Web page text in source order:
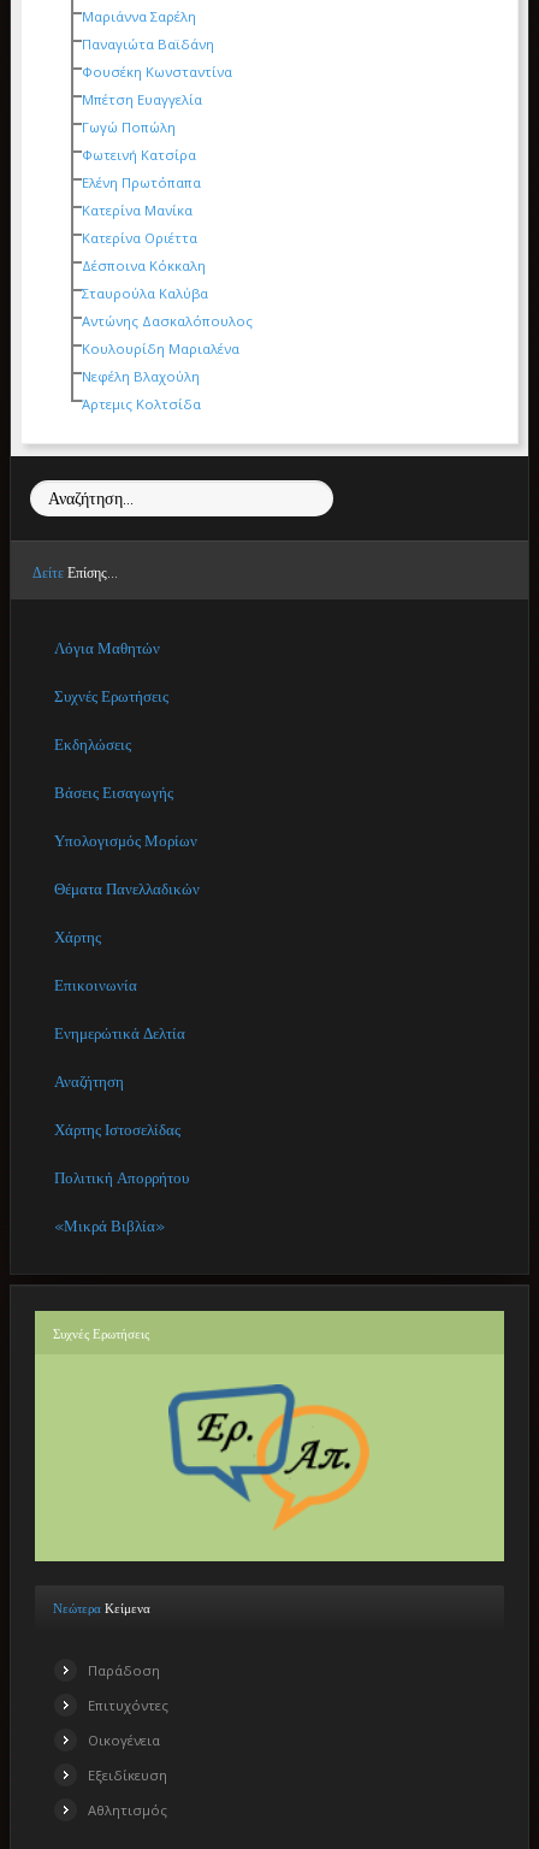
Μαριάννα Σαρέλη
Παναγιώτα Βαϊδάνη
Φουσέκη Κωνσταντίνα
Μπέτση Ευαγγελία
Γωγώ Ποπώλη
Φωτεινή Κατσίρα
Ελένη Πρωτόπαπα
Κατερίνα Μανίκα
Κατερίνα Οριέττα
Δέσποινα Κόκκαλη
Σταυρούλα Καλύβα
Αντώνης Δασκαλόπουλος
Κουλουρίδη Μαριαλένα
Νεφέλη Βλαχούλη
Άρτεμις Κολτσίδα
Αναζήτηση...
Δείτε Επίσης...
Λόγια Μαθητών
Συχνές Ερωτήσεις
Εκδηλώσεις
Βάσεις Εισαγωγής
Υπολογισμός Μορίων
Θέματα Πανελλαδικών
Χάρτης
Επικοινωνία
Ενημερώτικά Δελτία
Αναζήτηση
Χάρτης Ιστοσελίδας
Πολιτική Απορρήτου
«Μικρά Βιβλία»
Συχνές Ερωτήσεις
Νεώτερα Κείμενα
Παράδοση
Επιτυχόντες
Οικογένεια
Εξειδίκευση
Αθλητισμός